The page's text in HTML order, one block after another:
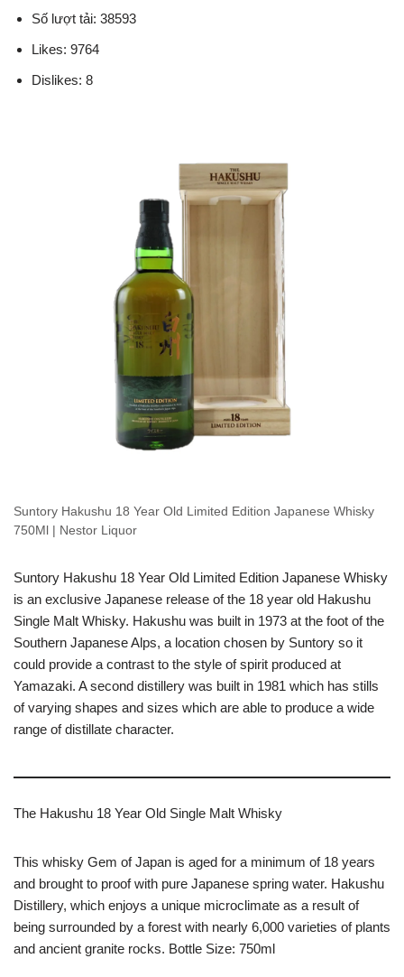
Số lượt tải: 38593
Likes: 9764
Dislikes: 8
Suntory Hakushu 18 Year Old Limited Edition Japanese Whisky
750Ml | Nestor Liquor
Suntory Hakushu 18 Year Old Limited Edition Japanese Whisky
is an exclusive Japanese release of the 18 year old Hakushu
Single Malt Whisky. Hakushu was built in 1973 at the foot of the
Southern Japanese Alps, a location chosen by Suntory so it
could provide a contrast to the style of spirit produced at
Yamazaki. A second distillery was built in 1981 which has stills
of varying shapes and sizes which are able to produce a wide
range of distillate character.
The Hakushu 18 Year Old Single Malt Whisky
This whisky Gem of Japan is aged for a minimum of 18 years
and brought to proof with pure Japanese spring water. Hakushu
Distillery, which enjoys a unique microclimate as a result of
being surrounded by a forest with nearly 6,000 varieties of plants
and ancient granite rocks. Bottle Size: 750ml